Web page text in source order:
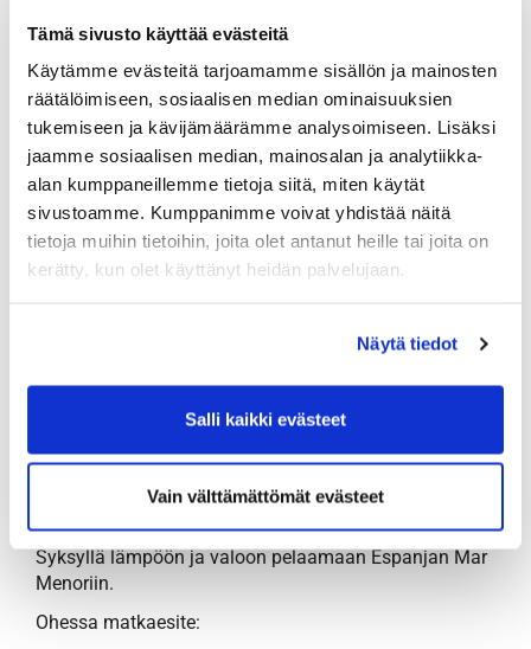
Tämä sivusto käyttää evästeitä
Käytämme evästeitä tarjoamamme sisällön ja mainosten
räätälöimiseen, sosiaalisen median ominaisuuksien
tukemiseen ja kävijämäärämme analysoimiseen. Lisäksi
jaamme sosiaalisen median, mainosalan ja analytiikka-
alan kumppaneillemme tietoja siitä, miten käytät
sivustoamme. Kumppanimme voivat yhdistää näitä
tietoja muihin tietoihin, joita olet antanut heille tai joita on
kerätty, kun olet käyttänyt heidän palvelujaan.
Näytä tiedot
Salli kaikki evästeet
Vain välttämättömät evästeet
Kertauskurssi 1
9.6. ja 10.6.
Kertauskurssi 2
30.6. ja 1.7.
https://tammer-golf.fi/fi-fi/opetus/kertauskurssit/145/
Syksyllä lämpöön ja valoon pelaamaan Espanjan Mar
Menoriin.
Ohessa matkaesite: